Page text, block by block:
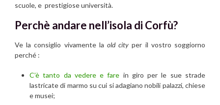
scuole, e prestigiose università.
Perchè andare nell’isola di Corfù?
Ve la consiglio vivamente la old cityper il vostro soggiorno
perché :
C’è tanto da vedere e fare in giro per le sue strade
lastricate di marmo su cui si adagiano nobili palazzi, chiese
e musei;